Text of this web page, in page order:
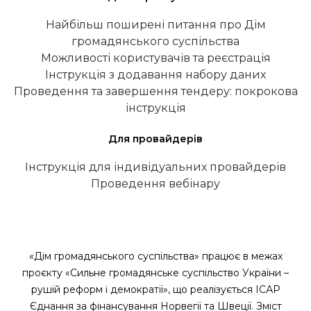
Найбільш поширені питання про Дім
громадянського суспільства
Можливості користувачів та реєстрація
Інструкція з додавання набору даних
Проведення та завершення тендеру: покрокова
інструкція
Для провайдерів
Інструкція для індивідуальних провайдерів
Проведення вебінару
«Дім громадянського суспільства» працює в межах
проєкту «Сильне громадянське суспільство України –
рушій реформ і демократії», що реалізується ІСАР
Єднання за фінансування Норвегії та Швеції. Зміст